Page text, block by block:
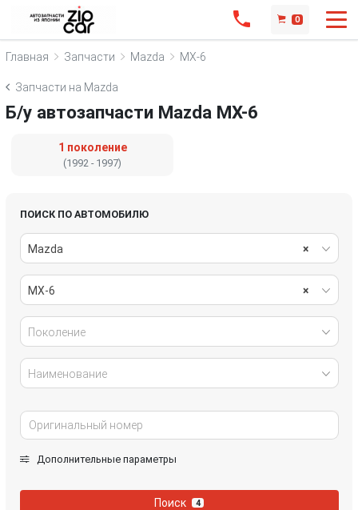
0
Главная Запчасти Mazda MX-6
Запчасти на Mazda
Б/у автозапчасти Mazda MX-6
1 поколение
(1992 - 1997)
ПОИСК ПО АВТОМОБИЛЮ
×
Mazda
×
MX-6
Поколение
Наименование
Дополнительные параметры
Поиск 4